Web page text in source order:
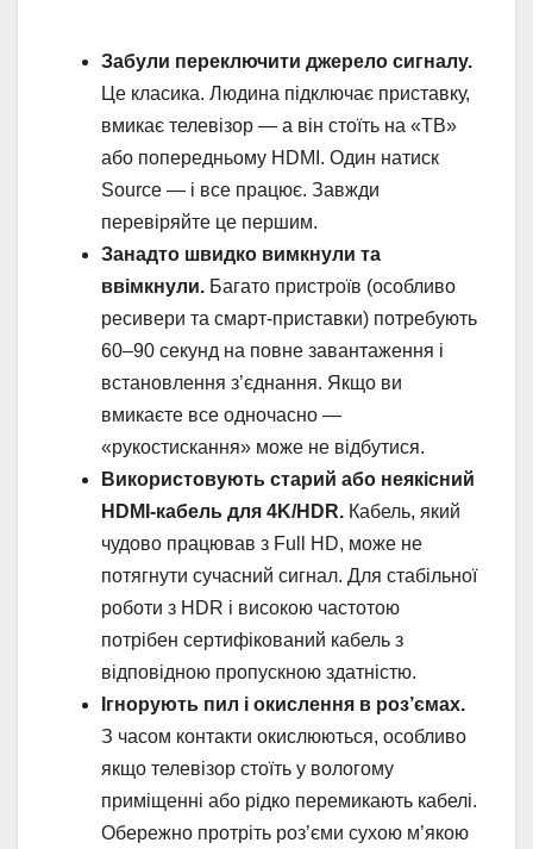
Забули переключити джерело сигналу.
Це класика. Людина підключає приставку,
вмикає телевізор — а він стоїть на «ТВ»
або попередньому HDMI. Один натиск
Source — і все працює. Завжди
перевіряйте це першим.
Занадто швидко вимкнули та
ввімкнули. Багато пристроїв (особливо
ресивери та смарт-приставки) потребують
60–90 секунд на повне завантаження і
встановлення з’єднання. Якщо ви
вмикаєте все одночасно —
«рукостискання» може не відбутися.
Використовують старий або неякісний
HDMI-кабель для 4K/HDR. Кабель, який
чудово працював з Full HD, може не
потягнути сучасний сигнал. Для стабільної
роботи з HDR і високою частотою
потрібен сертифікований кабель з
відповідною пропускною здатністю.
Ігнорують пил і окислення в роз’ємах.
З часом контакти окислюються, особливо
якщо телевізор стоїть у вологому
приміщенні або рідко перемикають кабелі.
Обережно протріть роз’єми сухою м’якою